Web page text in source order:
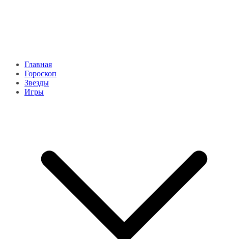
Главная
Гороскоп
Звезды
Игры